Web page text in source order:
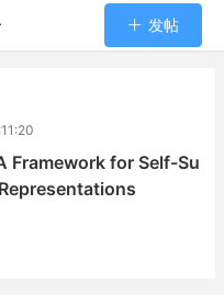
发帖
Framework for Self-Su